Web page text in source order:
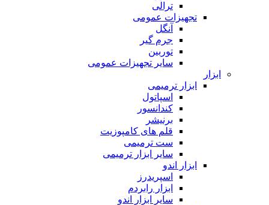
ترالی
تجهیزات عمومی
آنگل
جرم گیر
توربین
سایر تجهیزات عمومی
ابزار
ابزار ترمیمی
اسپاتول
کندانسور
برنیشر
قلم های کامپوزیت
ست ترمیمی
سایر ابزار ترمیمی
ابزار اندو
اسپریدرز
ابزار رابردم
سایر ابزار اندو